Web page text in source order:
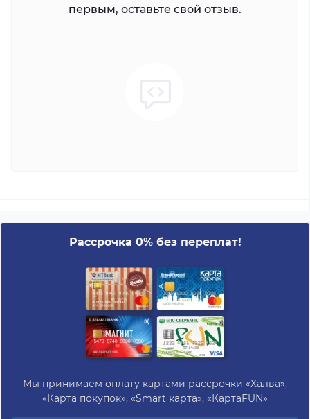
первым, оставьте свой отзыв.
Рассрочка 0% без переплат!
Мы принимаем оплату картами рассрочки «Халва»,
«Карта покупок», «Smart карта», «КартаFUN»